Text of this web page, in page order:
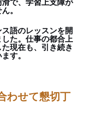
。
語のレッスンを開
た。仕事の都合上
現在も、引き続き
す。
わせて懇切丁